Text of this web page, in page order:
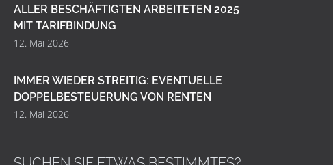
ALLER BESCHÄFTIGTEN ARBEITETEN 2025
MIT TARIFBINDUNG
12. Mai 2026
IMMER WIEDER STREITIG: EVENTUELLE
DOPPELBESTEUERUNG VON RENTEN
12. Mai 2026